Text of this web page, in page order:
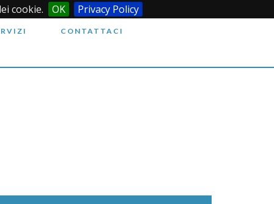
cookie. OK Privacy Policy
CONTATTACI